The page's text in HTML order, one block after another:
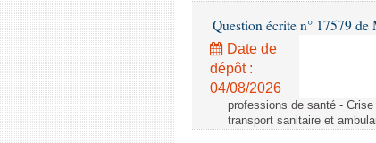
Question écrite n° 17579
Date de
dépôt :
04/08/2026
professions de santé -
transport sanitaire et